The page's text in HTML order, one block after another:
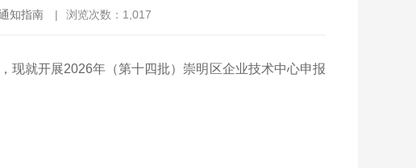
知指南 | 浏览次数： 1,017
现就开展2026年（第十四批）崇明区企业技术中心申报